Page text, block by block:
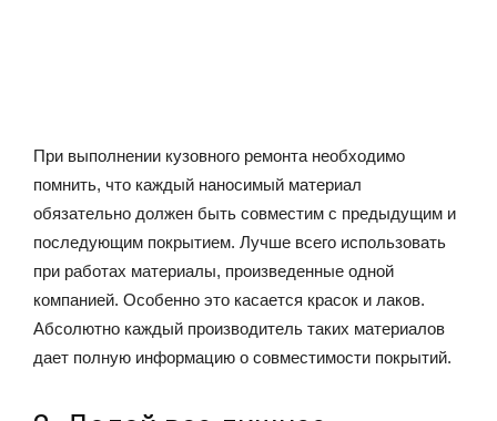
При выполнении кузовного ремонта необходимо
помнить, что каждый наносимый материал
обязательно должен быть совместим с предыдущим и
последующим покрытием. Лучше всего использовать
при работах материалы, произведенные одной
компанией. Особенно это касается красок и лаков.
Абсолютно каждый производитель таких материалов
дает полную информацию о совместимости покрытий.